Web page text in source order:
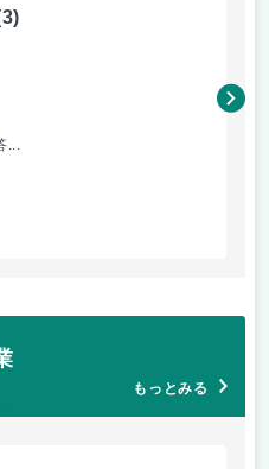
...
村
もっとみる